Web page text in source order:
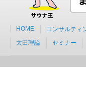
HOME コンサルティ
太田理論
セミナー